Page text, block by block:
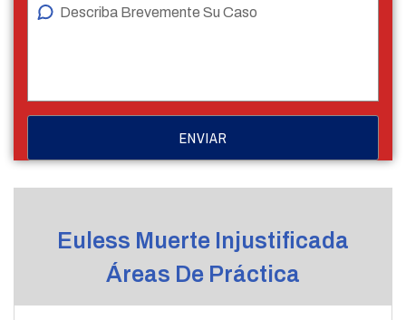
Euless Muerte Injustificada
Áreas De Práctica